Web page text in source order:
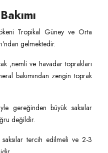
Tropikal Güney ve Orta
gelmektedir.
,nemli ve havadar toprakları
bakımından zengin toprak
gereğinden büyük saksılar
değildir.
tercih edilmeli ve 2-3